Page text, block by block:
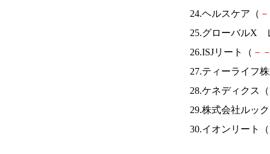
24.ヘルスケア（ －
25.グローバルX
26.ISJリート（ －
27.ティーライフ
28.ケネディクス（
29.株式会社ルッ
30.イオンリート（